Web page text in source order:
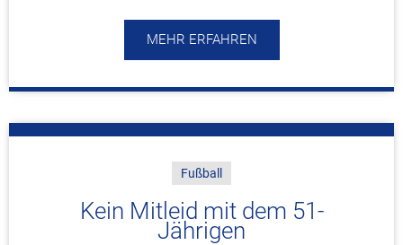
MEHR ERFAHREN
Fußball
Kein Mitleid mit dem 51-
Jährigen